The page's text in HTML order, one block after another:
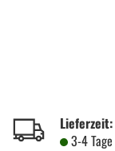
Lieferzeit:
3-4 Tage